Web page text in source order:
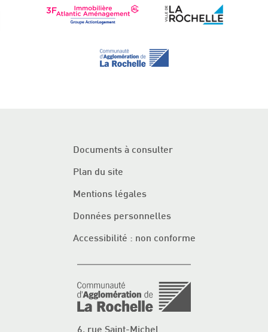
Documents à consulter
Plan du site
Mentions légales
Données personnelles
Accessibilité : non conforme